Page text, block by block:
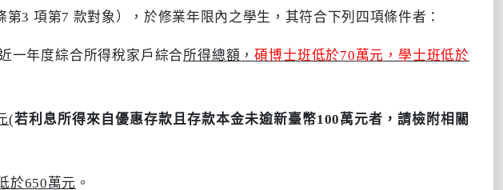
第3 項第7 款對象），於修業年限內之學生，其符合下列四項條件者：
一年度綜合所得稅家戶綜合所得總額，碩博士班低於70萬元，學士班低於
(若利息所得來自優惠存款且存款本金未逾新臺幣100萬元者，請檢附相關
於650萬元 。